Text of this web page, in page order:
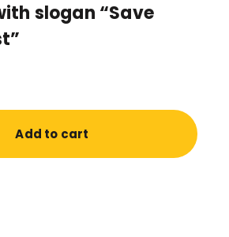
slogan “Save
Add to cart